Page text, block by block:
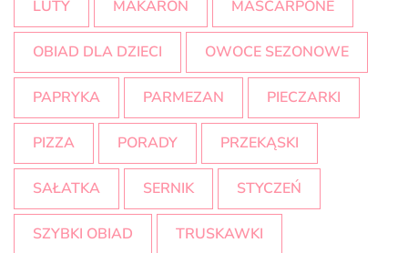
LUTY MAKARON MASCARPONE
OBIAD DLA DZIECI OWOCE SEZONOWE
PAPRYKA PARMEZAN PIECZARKI
PIZZA PORADY PRZEKĄSKI
SAŁATKA SERNIK STYCZEŃ
SZYBKI OBIAD TRUSKAWKI